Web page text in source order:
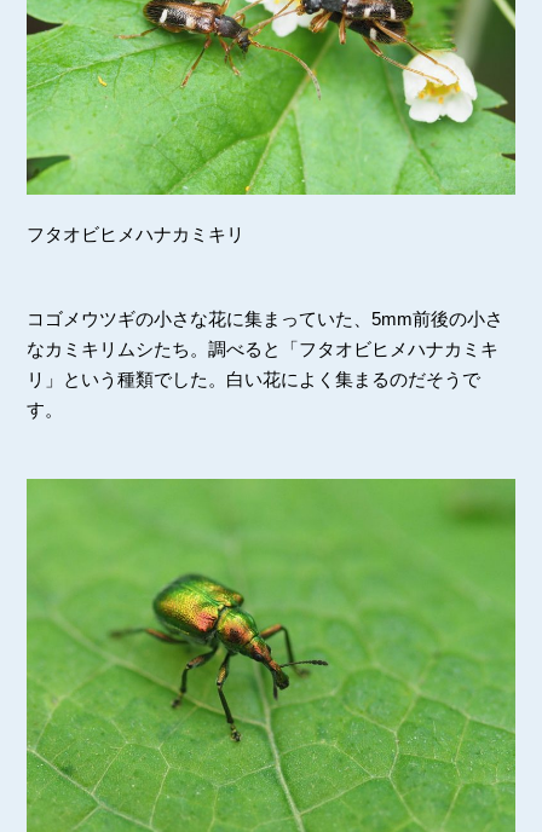
フタオビヒメハナカミキリ
コゴメウツギの小さな花に集まっていた、5mm前後の小さ
なカミキリムシたち。調べると「フタオビヒメハナカミキ
リ」という種類でした。白い花によく集まるのだそうで
す。